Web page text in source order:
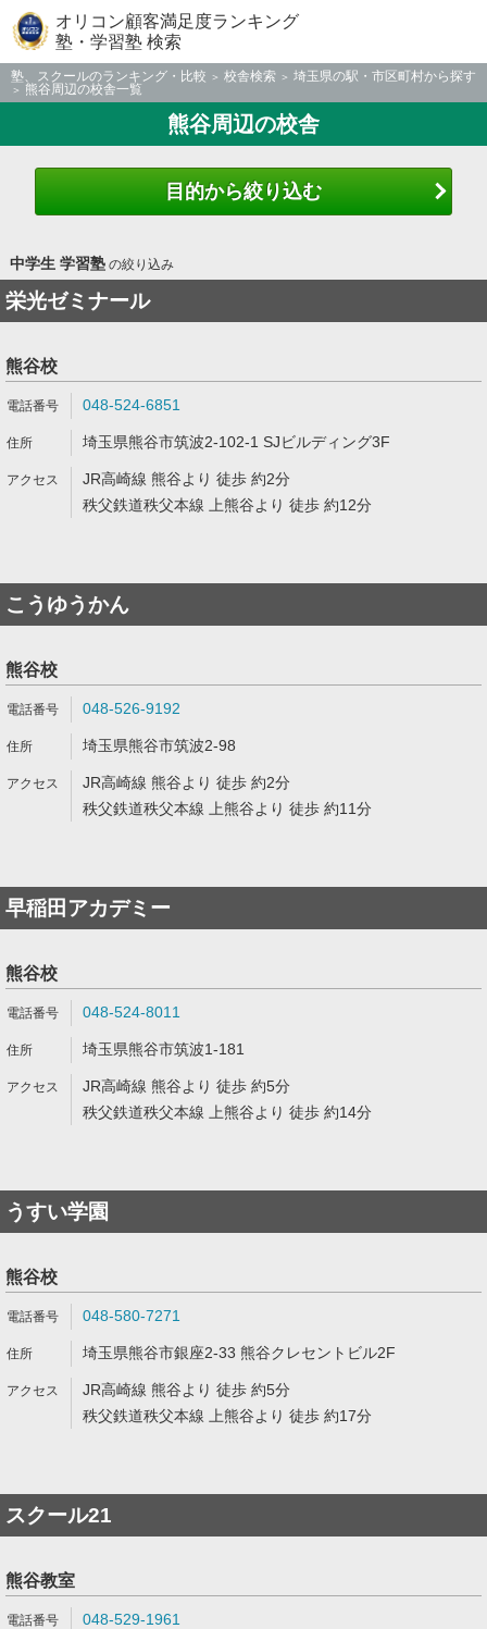
オリコン顧客満足度ランキング
塾・学習塾 検索
塾、スクールのランキング・比較 校舎検索
埼玉県の駅・市区町村から探す
熊谷周辺の校舎一覧
熊谷周辺の校舎
目的から絞り込む
中学生 学習塾の絞り込み
栄光ゼミナール
熊谷校
048-524-6851
埼玉県熊谷市筑波2-102-1 SJビルディング3F
JR高崎線 熊谷より 徒歩 約2分
秩父鉄道秩父本線 上熊谷より 徒歩 約12分
こうゆうかん
熊谷校
048-526-9192
埼玉県熊谷市筑波2-98
JR高崎線 熊谷より 徒歩 約2分
秩父鉄道秩父本線 上熊谷より 徒歩 約11分
早稲田アカデミー
熊谷校
048-524-8011
埼玉県熊谷市筑波1-181
JR高崎線 熊谷より 徒歩 約5分
秩父鉄道秩父本線 上熊谷より 徒歩 約14分
うすい学園
熊谷校
048-580-7271
埼玉県熊谷市銀座2-33 熊谷クレセントビル2F
JR高崎線 熊谷より 徒歩 約5分
秩父鉄道秩父本線 上熊谷より 徒歩 約17分
スクール21
熊谷教室
048-529-1961